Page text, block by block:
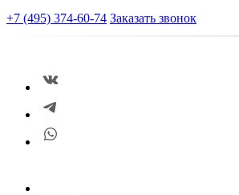
+7 (495) 374-60-74 Заказать звонок